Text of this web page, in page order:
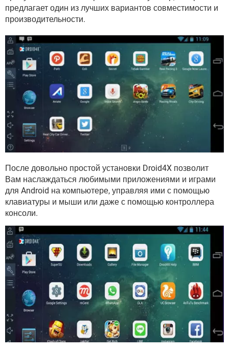
ВИДЕО
YANDEX
предлагает один из лучших вариантов совместимости и
производительности.
После довольно простой установки Droid4X позволит
Вам наслаждаться любимыми приложениями и играми
для Android на компьютере, управляя ими с помощью
клавиатуры и мыши или даже с помощью контроллера
консоли.